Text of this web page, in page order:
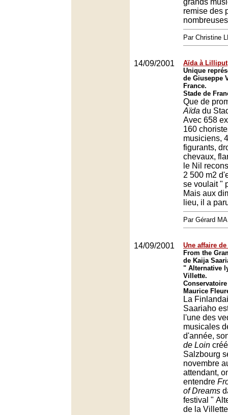
grands
remise des
Par Christine
14/09/2001
Aïda à Lilliput
Unique
de Giuseppe
France.
Stade de
Que de
Aïda du
Avec 658
160
musiciens,
figurants,
chevaux,
le Nil
2 500 m2
se voulait "
Mais aux
lieu, il a
Par Gérard
14/09/2001
Une affaire
From the
de Kaija
" Alternative
Villette.
Maurice
La
Saariaho
l'une des
musicales
d'année,
de Loin
Salzbourg
novembre
attendant,
entendre
of Dreams
festival "
de la